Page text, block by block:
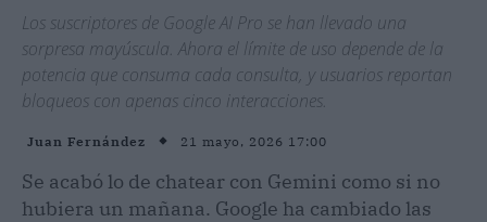
Los suscriptores de Google AI Pro se han llevado una
sorpresa mayúscula. Ahora el límite de uso depende de la
potencia que consuma cada consulta, y usuarios reportan
bloqueos con apenas cinco interacciones.
Juan Fernández 21 mayo, 2026 17:00
Se acabó lo de chatear con Gemini como si no
hubiera un mañana. Google ha cambiado las